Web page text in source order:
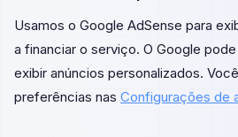
Usamos o Google AdSense para
a financiar o serviço. O Google
exibir anúncios personalizados.
preferências nas Configurações de